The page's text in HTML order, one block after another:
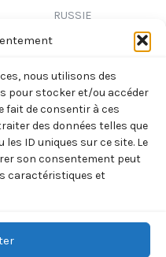
nous utilisons des
pour stocker et/ou accéder
fait de consentir à ces
des données telles que
ID uniques sur ce site. Le
son consentement peut
caractéristiques et
ET
RUSSIE
S.O.S (LEONID
13,00€
Ajouter
au
panier